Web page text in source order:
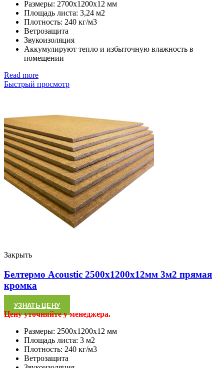
Размеры: 2700х1200х12 мм
Площадь листа: 3,24 м2
Плотность: 240 кг/м3
Ветрозащита
Звукоизоляция
Аккумулируют тепло и избыточную влажность в
помещении
Read more
Быстрый просмотр
Закрыть
Белтермо Acoustic 2500х1200х12мм 3м2 прямая
кромка
УЗНАТЬ ЦЕНУ
Цену уточняйте у менеджера.
Размеры: 2500х1200х12 мм
Площадь листа: 3 м2
Плотность: 240 кг/м3
Ветрозащита